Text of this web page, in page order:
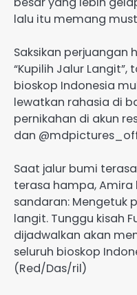
lalu itu memang
Saksikan perjuangan
“Kupilih Jalur
bioskop Indonesia
lewatkan rahasia di
pernikahan di akun
dan
Saat jalur bumi
terasa hampa, Amira
sandaran: Mengetuk
langit. Tunggu kisah
dijadwalkan akan
seluruh bioskop
(Red/Das/ril)